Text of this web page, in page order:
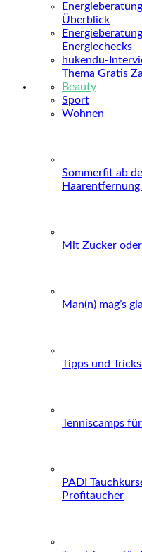
Überblick
Energiechecks
hukendu-
Thema Gratis
Beauty
Sport
Wohnen
Sommerfit ab
Mit Zucker
Man(n) mag’s
Tipps und
Tenniscamps
PADI
Profitaucher